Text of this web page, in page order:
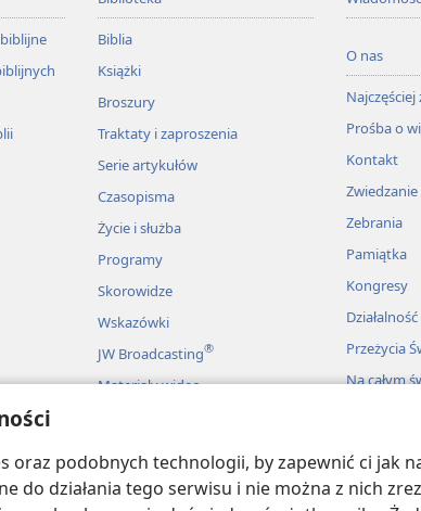
oraz podobnych technologii, by zapewnić ci jak
do działania tego serwisu i nie można z nich
Biblia
Książki
Broszury
Traktaty i zaproszenia
Serie artykułów
Czasopisma
Życie i służba
Programy
Skorowidze
Wskazówki
JW Broadcasting®
Materiały wideo
Adaptacje dźwiękowe Biblii
O nas
Prośba o
Kontakt
Zebrania
Pamiątka
Kongresy
Działalność
Przeżycia
Na całym